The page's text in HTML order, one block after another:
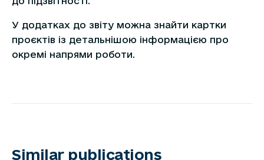
У додатках до звіту можна знайти картки
проєктів із детальнішою інформацією про
окремі напрями роботи.
Similar publications